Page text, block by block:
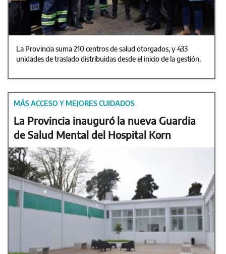
La Provincia suma 210 centros de salud otorgados, y 433
unidades de traslado distribuidas desde el inicio de la gestión.
MÁS ACCESO Y MEJORES CUIDADOS
La Provincia inauguró la nueva Guardia
de Salud Mental del Hospital Korn